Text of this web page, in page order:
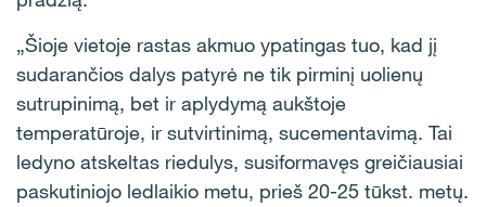
„Šioje vietoje rastas akmuo ypatingas tuo, kad jį
sudarančios dalys patyrė ne tik pirminį uolienų
sutrupinimą, bet ir aplydymą aukštoje
temperatūroje, ir sutvirtinimą, sucementavimą. Tai
ledyno atskeltas riedulys, susiformavęs greičiausiai
paskutiniojo ledlaikio metu, prieš 20-25 tūkst. metų.